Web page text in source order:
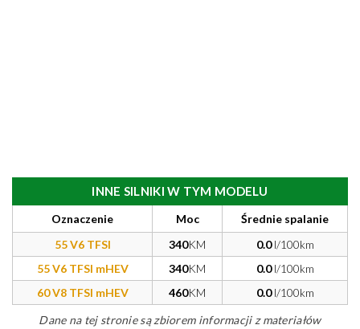
INNE SILNIKI W TYM MODELU
Oznaczenie Moc
Średnie spalanie
55 V6 TFSI
340KM 0.0l/100km
55 V6 TFSI mHEV
340KM 0.0l/100km
60 V8 TFSI mHEV
460KM 0.0l/100km
Dane na tej stronie są zbiorem informacji z materiałów